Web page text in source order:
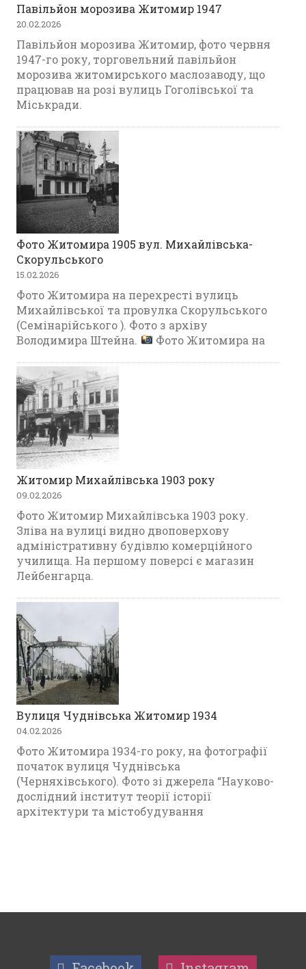
Павільйон морозива Житомир 1947
20.02.2026
Павільйон морозива Житомир, фото червня
1947-го року, торговельний павільйон
морозива житомирського маслозаводу, що
працював на розі вулиць Гоголівської та
Міськради.
Фото Житомира 1905 вул. Михайлівська-
Скорульського
15.02.2026
Фото Житомира на перехресті вулиць
Михайлівської та провулка Скорульського
(Семінарійського ). Фото з архіву
Володимира Штейна.
Фото Житомира на
Житомир Михайлівська 1903 року
09.02.2026
Фото Житомир Михайлівська 1903 року.
Зліва на вулиці видно двоповерхову
адміністративну будівлю комерційного
училища. На першому поверсі є магазин
Лейбенгарца.
Вулиця Чуднівська Житомир 1934
04.02.2026
Фото Житомира 1934-го року, на фотографії
початок вулиця Чуднівська
(Черняхівського). Фото зі джерела “Науково-
дослідний інститут теорії історії
архітектури та містобудування